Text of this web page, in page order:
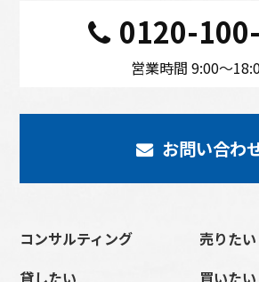
0120-
営業時間 9:00〜
お問い合わ
コンサルティング
売りたい